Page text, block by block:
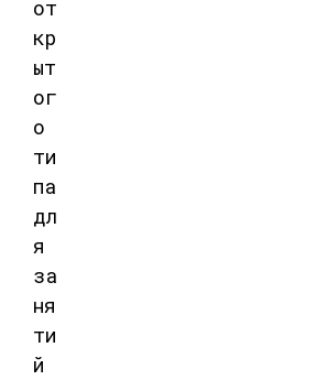
от
кр
ыт
ог
о
ти
па
дл
я
за
ня
ти
й